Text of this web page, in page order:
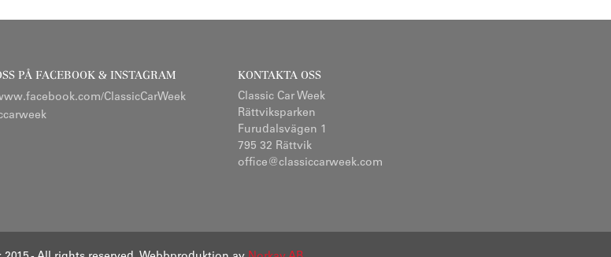
PÅ FACEBOOK & INSTAGRAM
ClassicCarWeek
KONTAKTA OSS
Classic Car Week
Rättviksparken
Furudalsvägen 1
795 32 Rättvik
office@classiccarweek.com